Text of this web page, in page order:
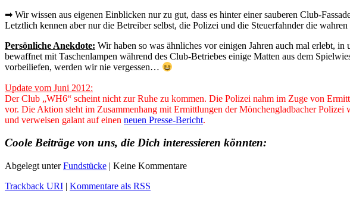
➡ Wir wissen aus eigenen Einblicken nur zu gut, dass es hinter einer sauberen Club-
Letztlich kennen aber nur die Betreiber selbst, die Polizei und die Steuerfahnder die
Persönliche Anekdote: Wir haben so was ähnliches vor einigen Jahren auch mal erlebt,
bewaffnet mit Taschenlampen während des Club-Betriebes einige Matten aus dem
vorbeiliefen, werden wir nie vergessen…
Update vom Juni 2012:
Der Club „WH6“ scheint nicht zur Ruhe zu kommen. Die Polizei nahm im Zuge von
vor. Die Aktion steht im Zusammenhang mit Ermittlungen der Mönchengladbacher Polizei
und verweisen galant auf einen neuen Presse-Bericht.
Coole Beiträge von uns, die Dich interessieren könnten:
Abgelegt unterFundstücke | Keine Kommentare
Trackback URI | Kommentare als RSS